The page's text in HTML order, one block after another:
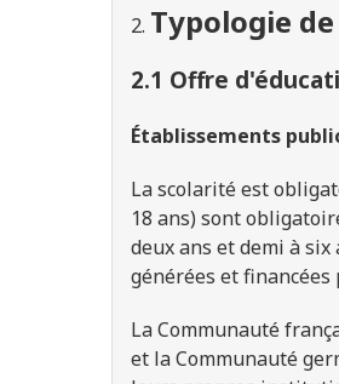
Typologie
2.1 Offre
Établissements
La scolaritéest
18 ans) sont
deux ans et demi à six
générées et financées
LaCommunauté
et la Communauté